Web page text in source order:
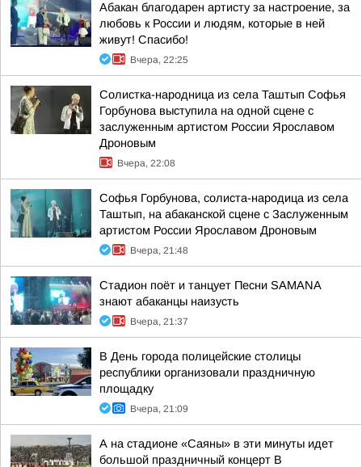
Абакан благодарен артисту за настроение, за
любовь к России и людям, которые в ней
живут! Спасибо!
Вчера, 22:25
Солистка-народница из села Таштып Софья
Горбунова выступила на одной сцене с
заслуженным артистом России Ярославом
Дроновым
Вчера, 22:08
Софья Горбунова, солиста-народица из села
Таштып, на абаканской сцене с Заслуженным
артистом России Ярославом Дроновым
Вчера, 21:48
Стадион поёт и танцует Песни SAMANA
знают абаканцы наизусть
Вчера, 21:37
В День города полицейские столицы
республики организовали праздничную
площадку
Вчера, 21:09
А на стадионе «Саяны» в эти минуты идет
большой праздничный концерт В